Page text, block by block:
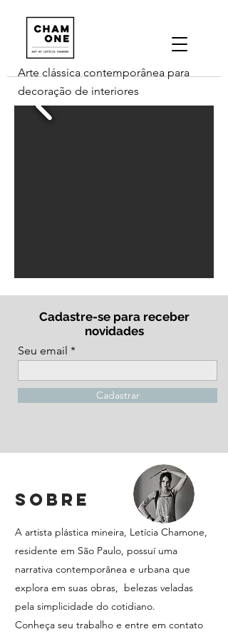
Arte clássica contemporânea para
decoração de interiores
Cadastre-se para receber
novidades
Seu email
Cadastrar
SOBRE
A artista plástica mineira, Letícia Chamone,
residente em São Paulo, possuí uma
narrativa contemporânea e urbana que
explora em suas obras, belezas veladas
pela simplicidade do cotidiano.
Conheça seu trabalho e entre em contato